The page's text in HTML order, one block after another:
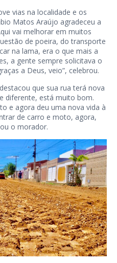
vias na localidade e os
Matos Araújo agradeceu a
vai melhorar em muitos
de poeira, do transporte
na lama, era o que mais a
a gente sempre solicitava o
a Deus, veio”, celebrou.
que sua rua terá nova
diferente, está muito bom.
e agora deu uma nova vida à
de carro e moto, agora,
o morador.